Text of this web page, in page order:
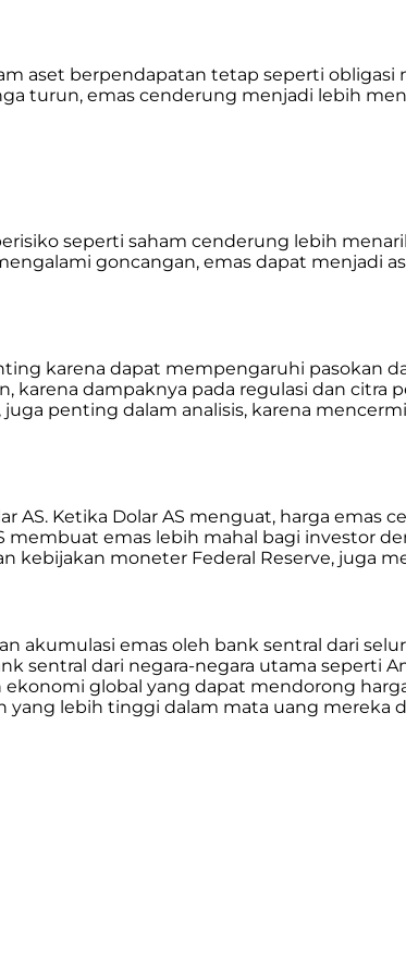
aset berpendapatan tetap seperti
turun, emas cenderung menjadi lebih
seperti saham cenderung lebih
goncangan, emas dapat menjadi
karena dapat mempengaruhi pasokan
dampaknya pada regulasi dan citra
penting dalam analisis, karena
AS. Ketika Dolar AS menguat, harga emas
membuat emas lebih mahal bagi investor
kebijakan moneter Federal Reserve, juga
akumulasi emas oleh bank sentral dari
sentral dari negara-negara utama seperti
global yang dapat mendorong
lebih tinggi dalam mata uang mereka